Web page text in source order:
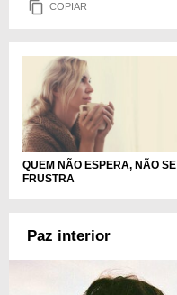
COPIAR
QUEM NÃO ESPERA, NÃO SE
FRUSTRA
Paz interior